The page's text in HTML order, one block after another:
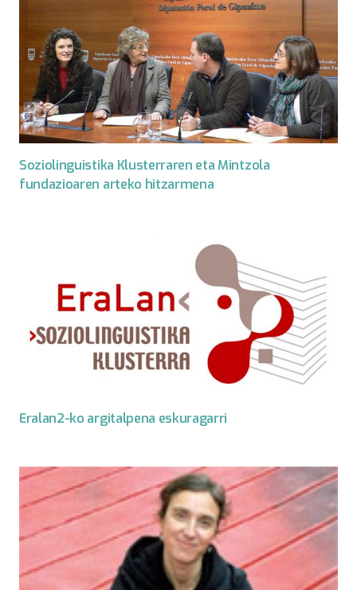
Soziolinguistika Klusterraren eta Mintzola
fundazioaren arteko hitzarmena
Eralan2-ko argitalpena eskuragarri